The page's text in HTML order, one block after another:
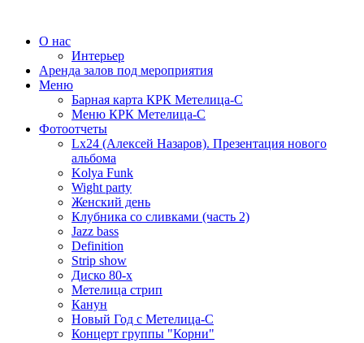
О нас
Интерьер
Аренда залов под мероприятия
Меню
Барная карта КРК Метелица-С
Меню КРК Метелица-С
Фотоотчеты
Lx24 (Алексей Назаров). Презентация нового
альбома
Kolya Funk
Wight party
Женский день
Клубника со сливками (часть 2)
Jazz bass
Definition
Strip show
Диско 80-х
Метелица стрип
Канун
Новый Год с Метелица-С
Концерт группы "Корни"